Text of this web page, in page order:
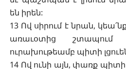
են իրեն:
13 Ով սիրում է նրան,
առաւօտից
ուրախութեամբ պիտի
14 Ով ունի այն, փառք